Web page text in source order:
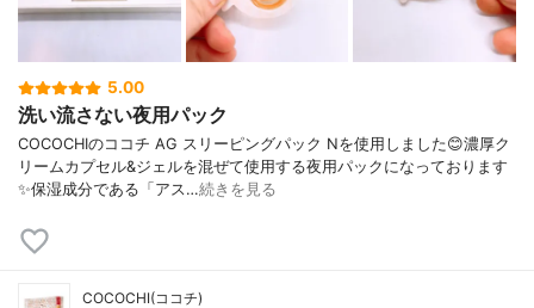
5.00
洗い流さない夜用パック
COCOCHIのココチ AG スリーピングパック Nを使用しました😊濃厚ク
リームカプセル&ジェルを混ぜて使用する夜用パックになっております
✨保湿成分である「アス…続きを見る
COCOCHI(ココチ)